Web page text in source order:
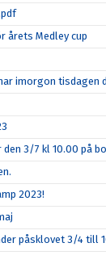
årets Medley cup
imorgon tisdagen
3/7 kl 10.00 på
2023!
påsklovet 3/4 till